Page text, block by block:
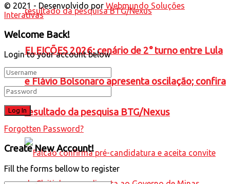
ELEIÇÕES 2026: cenário de 2° turno entre Lula
e Flávio Bolsonaro apresenta oscilação; confira
resultado da pesquisa BTG/Nexus
© 2021 - Desenvolvido por Webmundo Soluções
Interativas
Welcome Back!
Login to your account below
Forgotten Password?
Create New Account!
Fill the forms bellow to register